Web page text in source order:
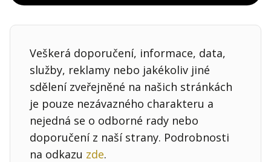
Veškerá doporučení, informace, data,
služby, reklamy nebo jakékoliv jiné
sdělení zveřejněné na našich stránkách
je pouze nezávazného charakteru a
nejedná se o odborné rady nebo
doporučení z naší strany. Podrobnosti
na odkazu zde.